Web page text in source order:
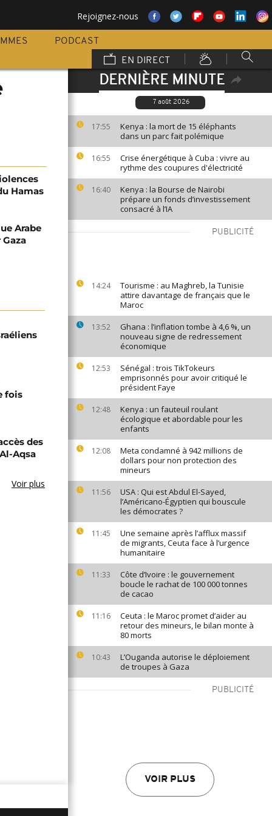
Rejoignez-nous
PODCAST
EN DIRECT
DERNIÈRE MINUTE
7 août 2026
17:55
Kenya : la mort de 15 éléphants
dans un parc fait polémique
16:55
Crise énergétique à Cuba : vivre au
rythme des coupures d'électricité
16:40
Kenya : la Bourse de Nairobi
prépare un fonds d’investissement
consacré à l’IA
PUBLICITÉ
14:24
Tourisme : au Maghreb, la Tunisie
attire davantage de français que le
Maroc
13:52
Ghana : l’inflation tombe à 4,6 %, un
nouveau signe de redressement
économique
12:53
Sénégal : trois TikTokeurs
emprisonnés pour avoir critiqué le
président Faye
12:48
Kenya : un fauteuil roulant
écologique et abordable pour les
enfants
12:08
Meta condamné à 942 millions de
dollars pour non protection des
mineurs
11:56
USA : Qui est Abdul El-Sayed,
l’Américano-Égyptien qui bouscule
les démocrates ?
11:45
Une semaine après l’afflux massif
de migrants, Ceuta face à l’urgence
humanitaire
11:33
Côte d’Ivoire : le gouvernement
boucle le rachat de 100 000 tonnes
de cacao
11:16
Ceuta : le Maroc promet d’aider au
retour des mineurs, le bilan monte à
80 morts
10:43
L’Ouganda autorise le déploiement
de troupes à Gaza
PUBLICITÉ
VOIR PLUS
Hamas
Arabe
fois
des
Aqsa
Voir plus